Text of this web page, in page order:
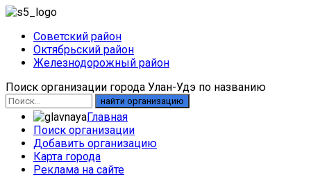
Советский район
Октябрьский район
Железнодорожный район
Поиск организации города Улан-Удэ по названию
найти организацию
Главная
Поиск организации
Добавить организацию
Карта города
Реклама на сайте